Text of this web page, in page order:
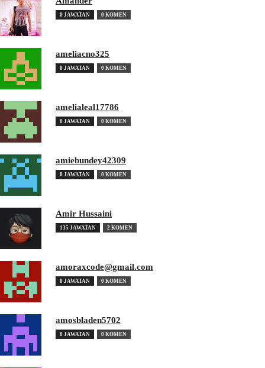
0 JAWATAN 0 KOMEN
ameliacno325
0 JAWATAN 0 KOMEN
amelialeal17786
0 JAWATAN 0 KOMEN
amiebundey42309
0 JAWATAN 0 KOMEN
Amir Hussaini
135 JAWATAN 2 KOMEN
amoraxcode@gmail.com
0 JAWATAN 0 KOMEN
amosbladen5702
0 JAWATAN 0 KOMEN